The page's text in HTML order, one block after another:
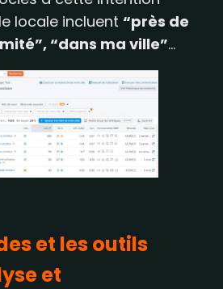
locale incluent “près de
“dans ma ville”...
et les outils
et